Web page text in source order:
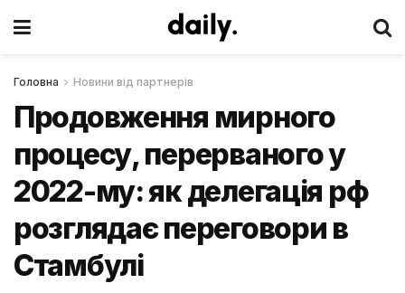
Головна Новини від партнерів
Продовження мирного
процесу, перерваного у
2022-му: як делегація рф
розглядає переговори в
Стамбулі